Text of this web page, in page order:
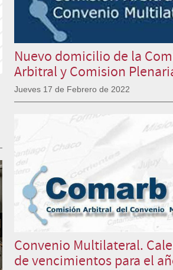
Nuevo domicilio de la
Arbitral y Comision
Jueves 17 de Febrero de 2022
Convenio Multilateral.
de vencimientos para el